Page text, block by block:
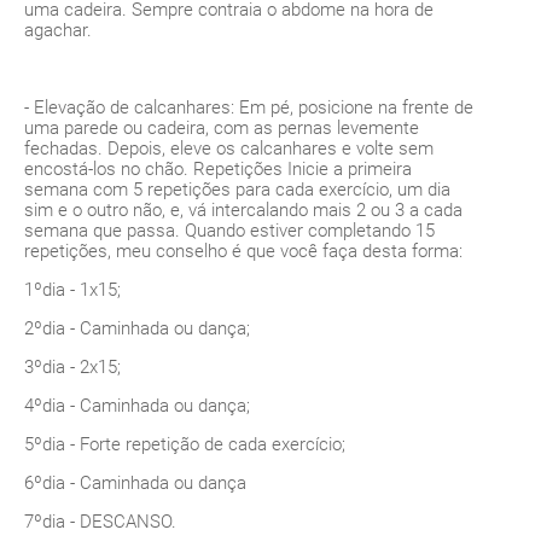
uma cadeira. Sempre contraia o abdome na hora de
agachar.
- Elevação de calcanhares: Em pé, posicione na frente de
uma parede ou cadeira, com as pernas levemente
fechadas. Depois, eleve os calcanhares e volte sem
encostá-los no chão. Repetições Inicie a primeira
semana com 5 repetições para cada exercício, um dia
sim e o outro não, e, vá intercalando mais 2 ou 3 a cada
semana que passa. Quando estiver completando 15
repetições, meu conselho é que você faça desta forma:
1ºdia - 1x15;
2ºdia - Caminhada ou dança;
3ºdia - 2x15;
4ºdia - Caminhada ou dança;
5ºdia - Forte repetição de cada exercício;
6ºdia - Caminhada ou dança
7ºdia - DESCANSO.